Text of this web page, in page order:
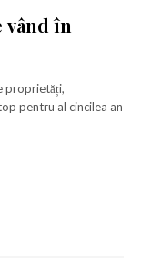
și
și
vând în
proprietăți,
pentru al cincilea an